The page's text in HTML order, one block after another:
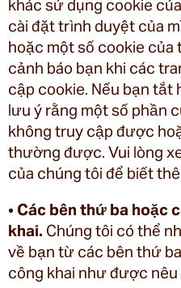
khác sử dụng cookie
cài đặt trình duyệt của
hoặc một số cookie của
cảnh báo bạn khi các
cập cookie. Nếu bạn tắt
lưu ý rằng một số phần
không truy cập được
thường được. Vui lòng
của chúng tôi để biết
• Các bên thứ ba hoặc
khai. Chúng tôi có thể
về bạn từ các bên thứ
công khai như được nêu